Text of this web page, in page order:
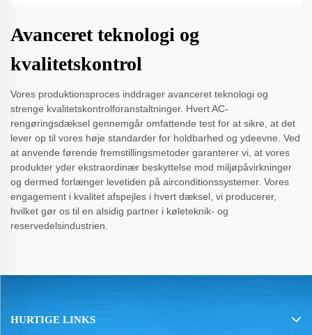
Avanceret teknologi og
kvalitetskontrol
Vores produktionsproces inddrager avanceret teknologi og
strenge kvalitetskontrolforanstaltninger. Hvert AC-
rengøringsdæksel gennemgår omfattende test for at sikre, at det
lever op til vores høje standarder for holdbarhed og ydeevne. Ved
at anvende førende fremstillingsmetoder garanterer vi, at vores
produkter yder ekstraordinær beskyttelse mod miljøpåvirkninger
og dermed forlænger levetiden på airconditionssystemer. Vores
engagement i kvalitet afspejles i hvert dæksel, vi producerer,
hvilket gør os til en alsidig partner i køleteknik- og
reservedelsindustrien.
HURTIGE LINKS